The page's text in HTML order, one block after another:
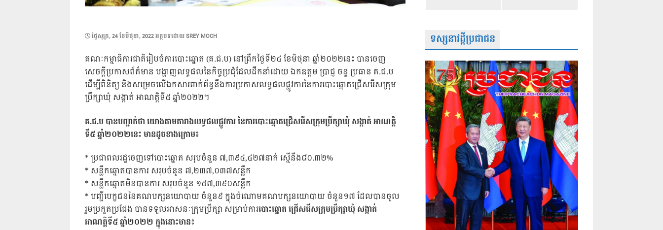
POSTED
ថ្ងៃ​សុក្រ, 24 ខែ​មិថុនា, 2022អត្ថបទដោយSREY MOCH
គណៈកម្មាធិការជាតិរៀបចំការបោះឆ្នោត (គ.ជ.ប) នៅព្រឹកថ្ងៃទី២៤ ខែមិថុនា ឆ្នាំ២០២២នេះ បានចេញ
សេចក្ដីប្រកាសព័ត៌មាន បង្ហាញលទ្ធផលនៃកិច្ចប្រជុំដែលដឹកនាំដោយ ឯកឧត្តម ប្រាជ្ញ ចន្ទ ប្រធាន គ.ជ.ប
ដើម្បីពិនិត្យ និងសម្រេចលើឯកសារពាក់ព័ន្ធនឹងការប្រកាសលទ្ធផលផ្លូវការនៃការបោះឆ្នោតជ្រើសរើសក្រុម
ប្រឹក្សាឃុំ សង្កាត់ អាណត្តិទី៥ ឆ្នាំ២០២២។
គ.ជ.ប បានបញ្ជាក់ថា យោងតាមតារាងលទ្ធផលផ្លូវការ នៃការបោះឆ្នោតជ្រើសរើសក្រុមប្រឹក្សាឃុំ សង្កាត់ អាណត្តិ
ទី៥ ឆ្នាំ២០២២នេះ មានដូចខាងក្រោម៖
* ប្រជាពលរដ្ឋចេញទៅបោះឆ្នោត សរុបចំនួន ៧,៣៩៤,៤២៧នាក់ ស្មើនឹង៨០.៣២%
* សន្លឹកឆ្នោតបានការ សរុបចំនួន ៧,២៣៧,០៣៧សន្លឹក
* សន្លឹកឆ្នោតមិនបានការ សរុបចំនួន ១៥៧,៣៩០សន្លឹក
* បញ្ជីបេក្ខជននៃគណបក្សនយោបាយ ចំនួន៩ ក្នុងចំណោមគណបក្សនយោបាយ ចំនួន១៧ ដែលបានចូល
រួមប្រកួតប្រជែង បានទទួលអាសនៈក្រុមប្រឹក្សា សម្រាប់ការបោះឆ្នោត ជ្រើសរើសក្រុមប្រឹក្សាឃុំ សង្កាត់
អាណត្តិទី៥ ឆ្នាំ២០២២ ក្នុងនោះមាន៖
ទស្សនាវដ្តីប្រជាជន